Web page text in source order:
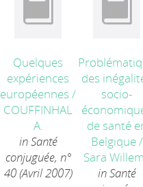
Quelques
expériences
européennes /
COUFFINHAL
A.
in Santé
conjuguée, n°
40 (Avril 2007)
des
socio-
de santé
Belgique/
Sara
in Santé